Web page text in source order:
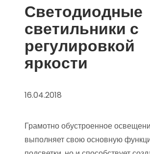
Светодиодные
светильники с
регулировкой
яркости
16.04.2018
Грамотно обустроенное
выполняет свою основную